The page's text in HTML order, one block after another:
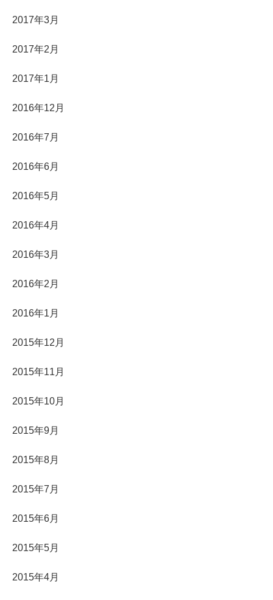
2017年3月
2017年2月
2017年1月
2016年12月
2016年7月
2016年6月
2016年5月
2016年4月
2016年3月
2016年2月
2016年1月
2015年12月
2015年11月
2015年10月
2015年9月
2015年8月
2015年7月
2015年6月
2015年5月
2015年4月